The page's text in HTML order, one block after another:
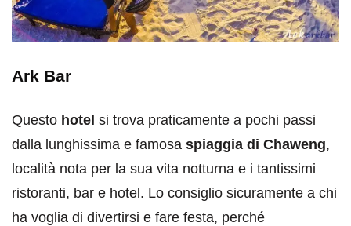
Ark Bar
Questo hotel si trova praticamente a pochi passi
dalla lunghissima e famosa spiaggia di Chaweng,
località nota per la sua vita notturna e i tantissimi
ristoranti, bar e hotel. Lo consiglio sicuramente a chi
ha voglia di divertirsi e fare festa, perché